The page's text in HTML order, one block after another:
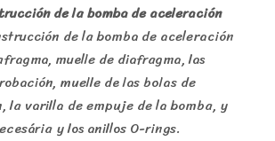
de la bomba de aceleración
de la bomba de aceleración
muelle de diafragma, las
muelle de las bolas de
la varilla de empuje de la bomba, y
y los anillos O-rings.